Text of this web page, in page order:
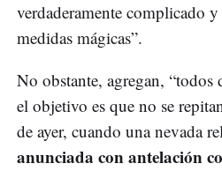
verdaderamente complicado
medidas mágicas”.
No obstante, agregan, “todos
el objetivo es que no se
de ayer, cuando una nevada
anunciada con antelación